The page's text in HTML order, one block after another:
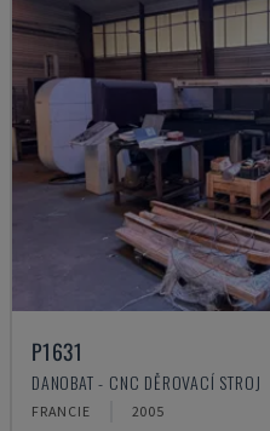
P1631
DANOBAT - CNC DĚROVACÍ STROJ
FRANCIE 2005